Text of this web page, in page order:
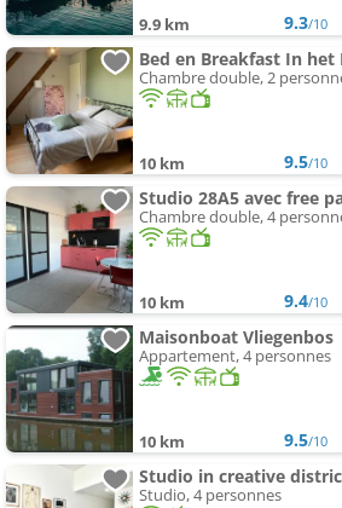
9.9 km 9.3/10
Bed en Breakfast In het
Chambre double, 2
10 km 9.5/10
Studio 28A5 avec free
Chambre double, 4
10 km 9.4/10
Maisonboat Vliegenbos
Appartement, 4 personnes
10 km 9.5/10
Studio in creative
Studio, 4 personnes